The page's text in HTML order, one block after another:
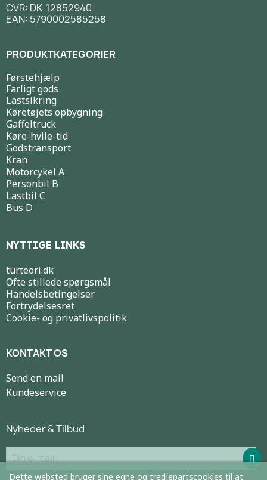
CVR: DK-12852940
EAN: 5790002585258
PRODUKTKATEGORIER
Førstehjælp
Farligt gods
Lastsikring
Køretøjets opbygning
Gaffeltruck
Køre-hvile-tid
Godstransport
Kran
Motorcykel A
Personbil B
Lastbil C
Bus D
NYTTIGE LINKS
turteori.dk
Ofte stillede spørgsmål
Handelsbetingelser
Fortrydelsesret
Cookie- og privatlivspolitik
KONTAKT OS
Send en mail
Kundeservice
Nyheder & Tilbud
Dette websted bruger sine egne og tredjepartscookies til at